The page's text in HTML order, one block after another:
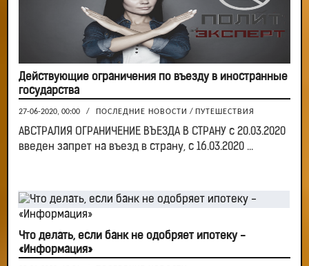
Действующие ограничения по въезду в иностранные
государства
27-06-2020, 00:00 / ПОСЛЕДНИЕ НОВОСТИ / ПУТЕШЕСТВИЯ
АВСТРАЛИЯ ОГРАНИЧЕНИЕ ВЪЕЗДА В СТРАНУ с 20.03.2020
введен запрет на въезд в страну, с 16.03.2020 ...
Что делать, если банк не одобряет ипотеку -
«Информация»